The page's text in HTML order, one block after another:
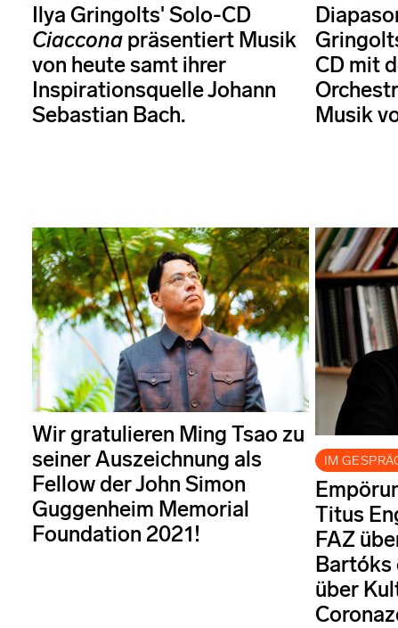
Ilya Gringolts' Solo-CD
Ciaccona präsentiert Musik
von heute samt ihrer
Inspirationsquelle Johann
Sebastian Bach.
CD mit
Musik
Wir gratulieren Ming Tsao zu
seiner Auszeichnung als
Fellow der John Simon
Guggenheim Memorial
Foundation 2021!
IM
Titus
FAZ
Bartóks
über